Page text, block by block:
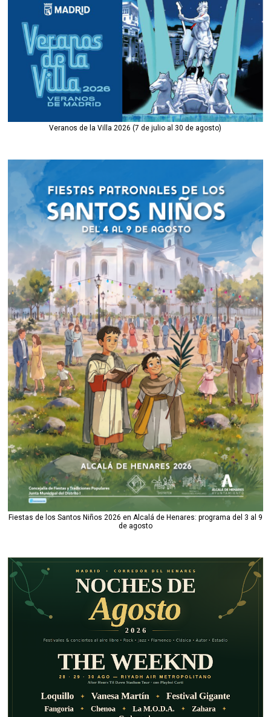
Veranos de la Villa 2026 (7 de julio al 30 de agosto)
Fiestas de los Santos Niños 2026 en Alcalá de Henares: programa del 3 al 9
de agosto